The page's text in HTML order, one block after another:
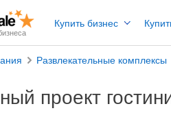
Купить бизнес
Развлекательные комплексы
проект